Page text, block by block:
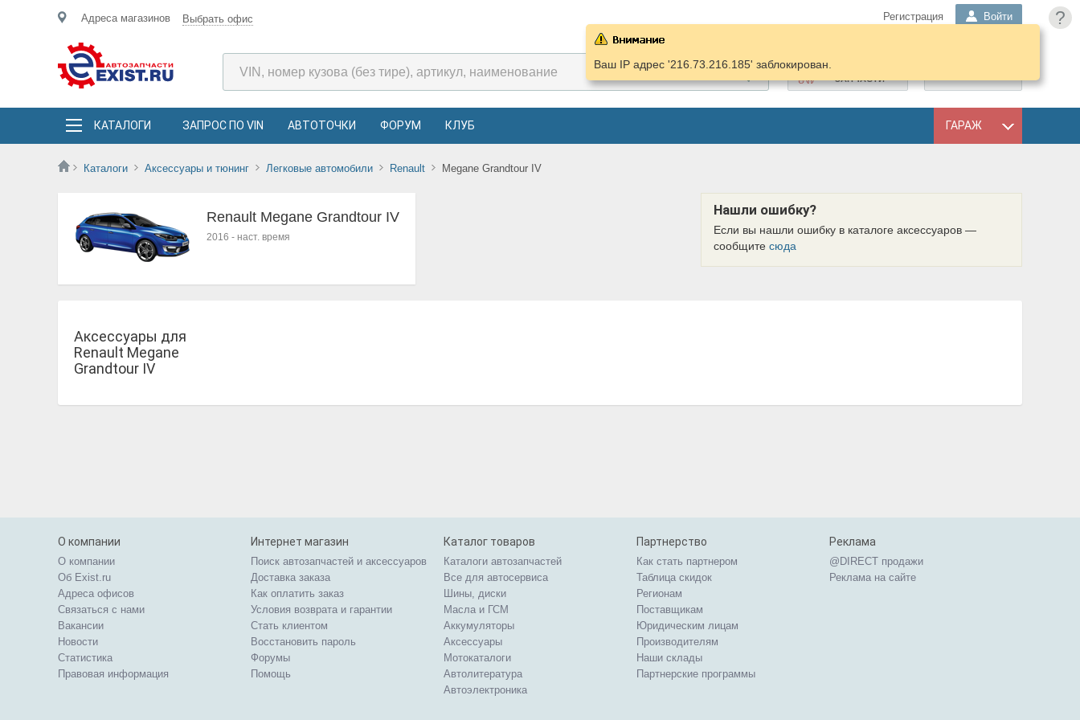
?
Адреса магазинов Выбрать офис Регистрация Войти
ЗАПЧАСТИ
КАТАЛОГИ ЗАПРОС ПО VIN АВТОТОЧКИ ФОРУМ КЛУБ ГАРАЖ
Каталоги Аксессуары и тюнинг Легковые автомобили Renault Megane Grandtour IV
Ваш IP адрес '216.73.216.185' заблокирован.
Renault Megane Grandtour IV
2016 - наст. время
Нашли ошибку?
Если вы нашли ошибку в каталоге аксессуаров —
сообщите сюда
Аксессуары для
Renault Megane
Grandtour IV
О компании
О компании
Об Exist.ru
Адреса офисов
Связаться с нами
Вакансии
Новости
Статистика
Правовая информация
Интернет магазин
Поиск автозапчастей и аксессуаров
Доставка заказа
Как оплатить заказ
Условия возврата и гарантии
Стать клиентом
Восстановить пароль
Форумы
Помощь
Каталог товаров
Каталоги автозапчастей
Все для автосервиса
Шины, диски
Масла и ГСМ
Аккумуляторы
Аксессуары
Мотокаталоги
Автолитература
Автоэлектроника
Партнерство
Как стать партнером
Таблица скидок
Регионам
Поставщикам
Юридическим лицам
Производителям
Наши склады
Партнерские программы
Реклама
@DIRECT продажи
Реклама на сайте